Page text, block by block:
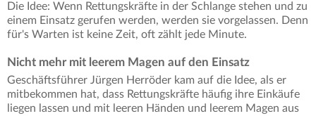
Die Idee: Wenn Rettungskräfte in der Schlange stehen und zu
einem Einsatz gerufen werden, werden sie vorgelassen. Denn
für's Warten ist keine Zeit, oft zählt jede Minute.
Nicht mehr mit leerem Magen auf den Einsatz
Geschäftsführer Jürgen Herröder kam auf die Idee, als er
mitbekommen hat, dass Rettungskräfte häufig ihre Einkäufe
liegen lassen und mit leeren Händen und leerem Magen aus